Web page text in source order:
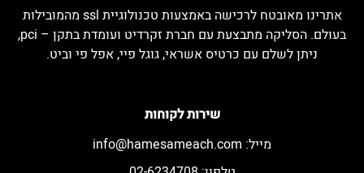
שירות לקוחות
מייל: info@hamesameach.com
אתרינו מאובטח לרכישה באמצעות טכנולוגיית ssl מהמובילות
בעולם. הסליקה מתבצעת עם חברת זקרדיט ועומדת בתקן – pci,
ניתן לשלם עם כרטיס אשראי, גוגל פיי, אפל פי וביט.